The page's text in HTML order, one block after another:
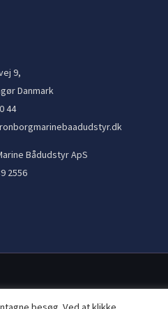
9,
Danmark
44
Bådudstyr ApS
2556